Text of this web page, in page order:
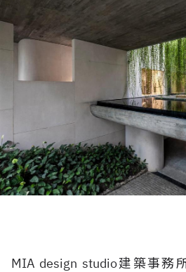
MIA design studio建築事務